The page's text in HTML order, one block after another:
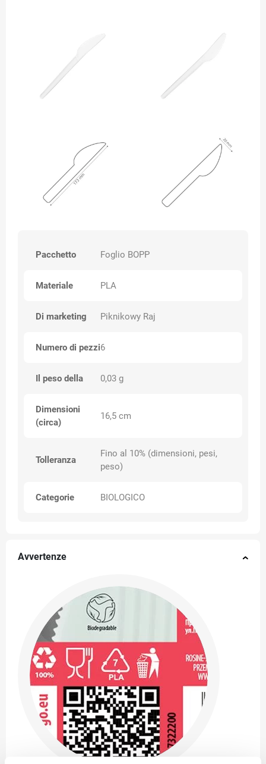
Pacchetto Foglio BOPP
Materiale PLA
Di marketing Piknikowy Raj
Numero di pezzi6
Il peso della 0,03 g
Dimensioni
(circa)
16,5 cm
Tolleranza
Fino al 10% (dimensioni, pesi,
peso)
Categorie BIOLOGICO
Avvertenze